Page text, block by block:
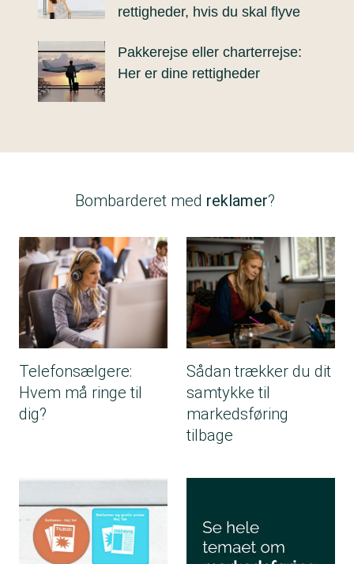
rettigheder, hvis du skal flyve
Pakkerejse eller charterrejse:
Her er dine rettigheder
Bombarderet med reklamer?
Telefonsælgere:
Hvem må ringe til
dig?
Sådan trækker du dit
samtykke til
markedsføring
tilbage